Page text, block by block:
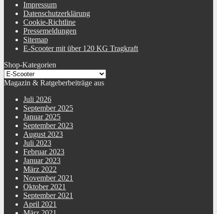
Impressum
Datenschutzerklärung
Cookie-Richtline
Pressemeldungen
Sitemap
E-Scooter mit über 120 KG Tragkraft
Shop-Kategorien
Magazin & Ratgeberbeiträge aus
Juli 2026
September 2025
Januar 2025
September 2023
August 2023
Juli 2023
Februar 2023
Januar 2023
März 2022
November 2021
Oktober 2021
September 2021
April 2021